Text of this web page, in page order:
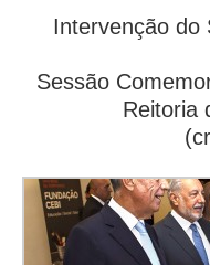
Intervenção do
Sessão
Reitoria